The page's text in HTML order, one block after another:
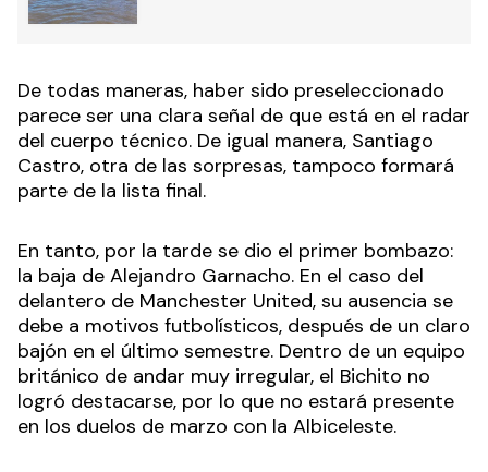
De todas maneras, haber sido preseleccionado
parece ser una clara señal de que está en el radar
del cuerpo técnico. De igual manera, Santiago
Castro, otra de las sorpresas, tampoco formará
parte de la lista final.
En tanto, por la tarde se dio el primer bombazo:
la baja de Alejandro Garnacho. En el caso del
delantero de Manchester United, su ausencia se
debe a motivos futbolísticos, después de un claro
bajón en el último semestre. Dentro de un equipo
británico de andar muy irregular, el Bichito no
logró destacarse, por lo que no estará presente
en los duelos de marzo con la Albiceleste.